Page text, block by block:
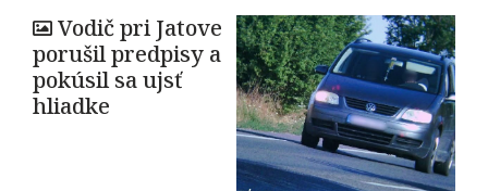
Vodič pri Jatove
porušil predpisy a
pokúsil sa ujsť
hliadke